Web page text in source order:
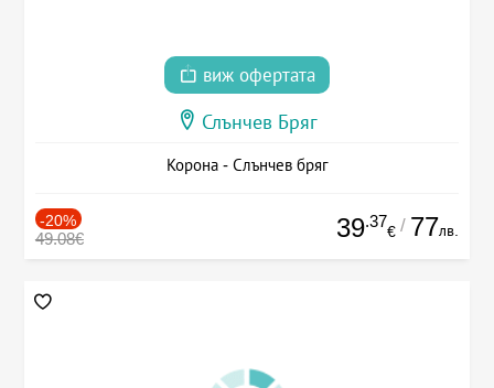
виж офертата
Слънчев Бряг
Корона - Слънчев бряг
-20%
49.08€ 39.37
€ / 77лв.